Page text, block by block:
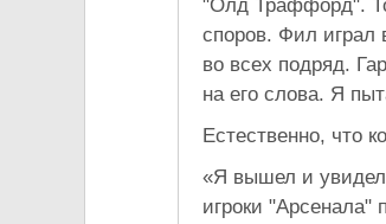
"Олд Траффорд".
споров. Фил играл
во всех подряд.
на его слова. Я
Естественно, что
«Я вышел и
игроки "Арсенала"